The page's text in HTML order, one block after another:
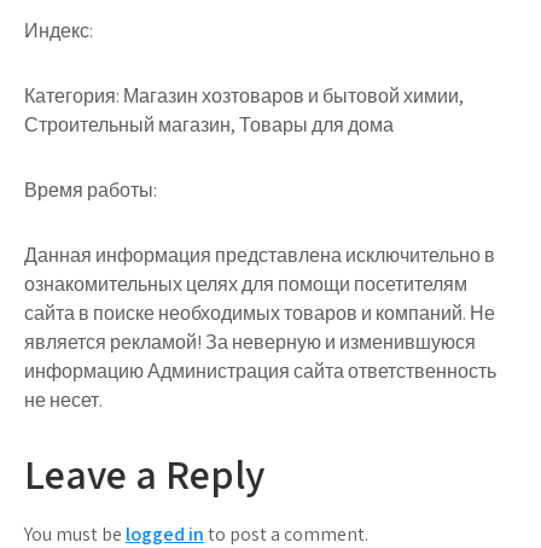
Индекс:
Категория: Магазин хозтоваров и бытовой химии,
Строительный магазин, Товары для дома
Время работы:
Данная информация представлена исключительно в
ознакомительных целях для помощи посетителям
сайта в поиске необходимых товаров и компаний. Не
является рекламой! За неверную и изменившуюся
информацию Администрация сайта ответственность
не несет.
Leave a Reply
You must be logged into post a comment.